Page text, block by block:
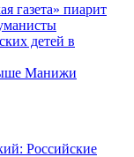
газета» пиарит
детей в
Манижи
Российские